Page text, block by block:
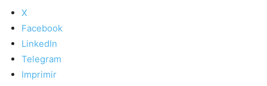
X
Facebook
LinkedIn
Telegram
Imprimir